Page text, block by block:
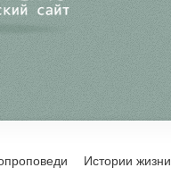
Истории жизни